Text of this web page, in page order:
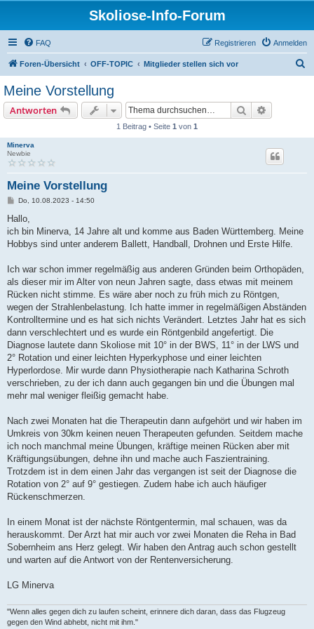
Skoliose-Info-Forum
FAQ Anmelden
Registrieren
Foren-Übersicht OFF-TOPIC Mitglieder stellen sich vor
Meine Vorstellung
Antworten Suche
1 Beitrag • Seite 1 von 1
Minerva
Newbie
Meine Vorstellung
B
i
r
a
Do, 10.08.2023 - 14:50
Hallo,
ich bin Minerva, 14 Jahre alt und komme aus Baden Württemberg. Meine
Hobbys sind unter anderem Ballett, Handball, Drohnen und Erste Hilfe.
Ich war schon immer regelmäßig aus anderen Gründen beim Orthopäden,
als dieser mir im Alter von neun Jahren sagte, dass etwas mit meinem
Rücken nicht stimme. Es wäre aber noch zu früh mich zu Röntgen,
wegen der Strahlenbelastung. Ich hatte immer in regelmäßigen Abständen
Kontrolltermine und es hat sich nichts Verändert. Letztes Jahr hat es sich
dann verschlechtert und es wurde ein Röntgenbild angefertigt. Die
Diagnose lautete dann Skoliose mit 10° in der BWS, 11° in der LWS und
2° Rotation und einer leichten Hyperkyphose und einer leichten
Hyperlordose. Mir wurde dann Physiotherapie nach Katharina Schroth
verschrieben, zu der ich dann auch gegangen bin und die Übungen mal
mehr mal weniger fleißig gemacht habe.
Nach zwei Monaten hat die Therapeutin dann aufgehört und wir haben im
Umkreis von 30km keinen neuen Therapeuten gefunden. Seitdem mache
ich noch manchmal meine Übungen, kräftige meinen Rücken aber mit
Kräftigungsübungen, dehne ihn und mache auch Faszientraining.
Trotzdem ist in dem einen Jahr das vergangen ist seit der Diagnose die
Rotation von 2° auf 9° gestiegen. Zudem habe ich auch häufiger
Rückenschmerzen.
In einem Monat ist der nächste Röntgentermin, mal schauen, was da
herauskommt. Der Arzt hat mir auch vor zwei Monaten die Reha in Bad
Sobernheim ans Herz gelegt. Wir haben den Antrag auch schon gestellt
und warten auf die Antwort von der Rentenversicherung.
LG Minerva
"Wenn alles gegen dich zu laufen scheint, erinnere dich daran, dass das Flugzeug
gegen den Wind abhebt, nicht mit ihm."